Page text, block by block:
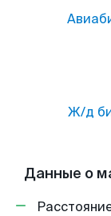
Ж/д
Данные о